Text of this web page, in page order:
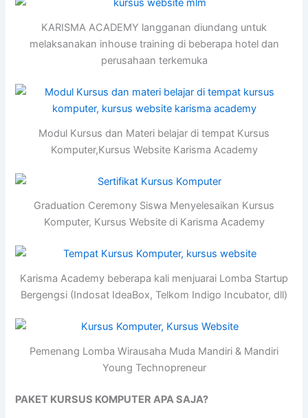
KARISMA ACADEMY langganan diundang untuk
melaksanakan inhouse training di beberapa hotel dan
perusahaan terkemuka
Modul Kursus dan Materi belajar di tempat Kursus
Komputer,Kursus Website Karisma Academy
Graduation Ceremony Siswa Menyelesaikan Kursus
Komputer, Kursus Website di Karisma Academy
Karisma Academy beberapa kali menjuarai Lomba Startup
Bergengsi (Indosat IdeaBox, Telkom Indigo Incubator, dll)
Pemenang Lomba Wirausaha Muda Mandiri & Mandiri
Young Technopreneur
PAKET KURSUS KOMPUTER APA SAJA?